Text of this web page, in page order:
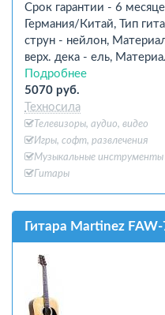
Срок гарантии - 6
Германия/Китай, Тип
струн - нейлон,
верх. дека - ель,
Подробнее
5070 руб.
Техносила
Телевизоры, аудио, видео
Игры, софт, развлечения
Музыкальные инструменты
Гитары
Гитара Martinez